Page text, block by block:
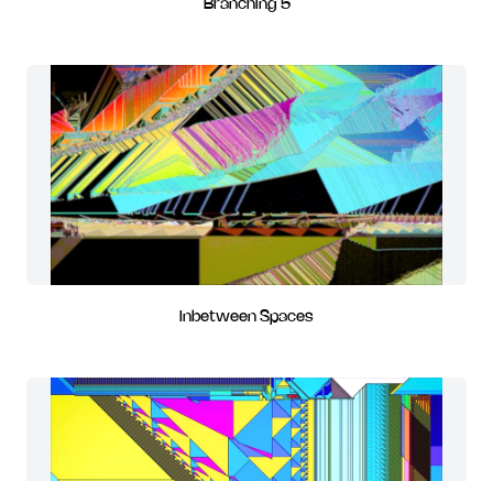
Branching 5
Inbetween Spaces